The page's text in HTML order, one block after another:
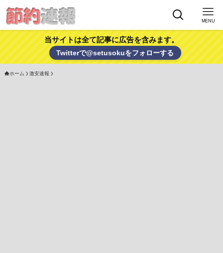
MENU
当サイトは全て記事に広告を含みます。
Twitterで@setusokuをフォローする
ホーム 激安速報